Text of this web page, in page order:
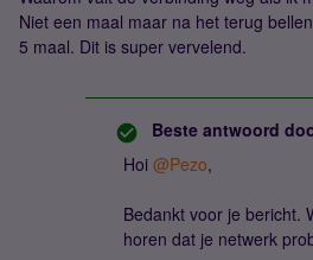
Niet een maal maar na het terug
5 maal. Dit is super vervelend.
Beste antwoord
Hoi ​ @Pezo,
Bedankt voor je bericht.
horen dat je netwerk